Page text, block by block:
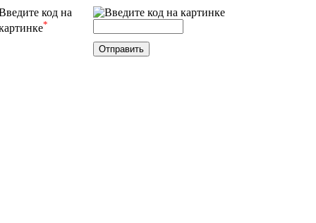
код на
*